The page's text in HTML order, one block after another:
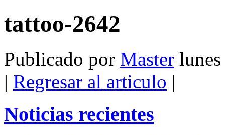
tattoo-2642
Publicado por Master
| Regresar al articulo |
Noticias recientes